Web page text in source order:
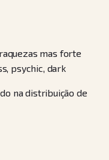
mas forte
psychic, dark
na distribuição de